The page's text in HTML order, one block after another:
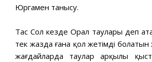
Юргамен танысу.
Тас Сол кезде Орал таулары деп
тек жазда ғана қол жетімді
жағдайларда таулар арқылы